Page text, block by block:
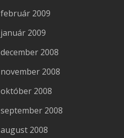
február 2009
január 2009
december 2008
november 2008
október 2008
september 2008
august 2008